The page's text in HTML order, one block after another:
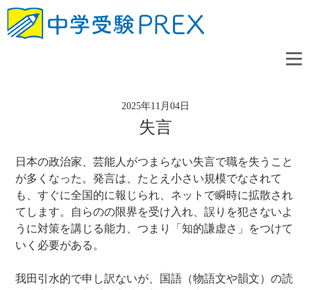
2025年11月04日
失言
日本の政治家、芸能人がつまらない失言で職を失うこと
が多くなった。発言は、たとえ小さい規模でなされて
も、すぐに全国的に報じられ、ネットで瞬時に拡散され
てします。自らのの限界を受け入れ、誤りを犯さないよ
うに対策を講じる能力、つまり「知的謙虚さ」をつけて
いく必要がある。
我田引水的で申し訳ないが、国語（物語文や韻文）の読